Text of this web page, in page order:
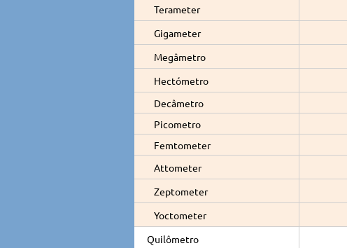
Terameter
Gigameter
Megâmetro
Hectómetro
Decâmetro
Picometro
Femtometer
Attometer
Zeptometer
Yoctometer
Quilômetro